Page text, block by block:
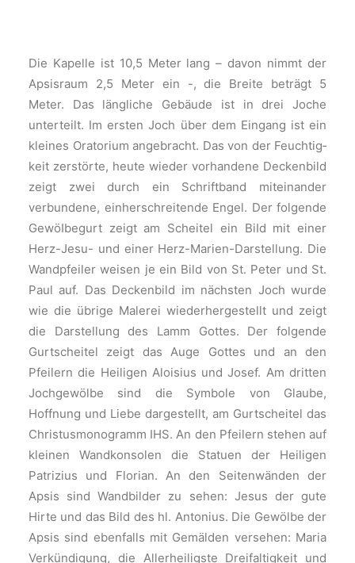
Die Kapelle ist 10,5 Meter lang – da­von nimmt der
Apsisraum 2,5 Meter ein -, die Breite beträgt 5
Meter. Das längliche Gebäude ist in drei Joche
unterteilt. Im ersten Joch über dem Eingang ist ein
kleines Oratorium angebracht. Das von der Feuchtig­
keit zerstörte, heute wieder vorhan­dene Deckenbild
zeigt zwei durch ein Schriftband miteinander
verbundene, einherschreitende Engel. Der folgende
GewöIbegurt zeigt am Scheitel ein BiId mit einer
Herz-Jesu- und einer Herz-Marien-Darstellung. Die
Wandpfeiler weisen je ein Bild von St. Peter und St.
Paul auf. Das Deckenbild im nächsten Joch wurde
wie die übrige Malerei wiederhergestellt und zeigt
die Dar­stellung des Lamm Gottes. Der fol­gende
Gurtscheitel zeigt das Auge Gottes und an den
Pfeilern die Heiligen Aloisius und Josef. Am dritten
Jochgewölbe sind die Symbole von Glaube,
Hoffnung und Liebe darge­stellt, am Gurtscheitel das
Christusmonogramm IHS. An den Pfeilern stehen auf
kleinen Wandkonsolen die Statuen der Heiligen
Patrizius und Florian. An den Seitenwänden der
Apsis sind Wandbilder zu sehen: Jesus der gute
Hirte und das Bild des hl. Antonius. Die Gewölbe der
Apsis sind ebenfalls mit Gemälden ver­sehen: Maria
Verkündigung, die Allerheiligste Dreifaltigkeit und